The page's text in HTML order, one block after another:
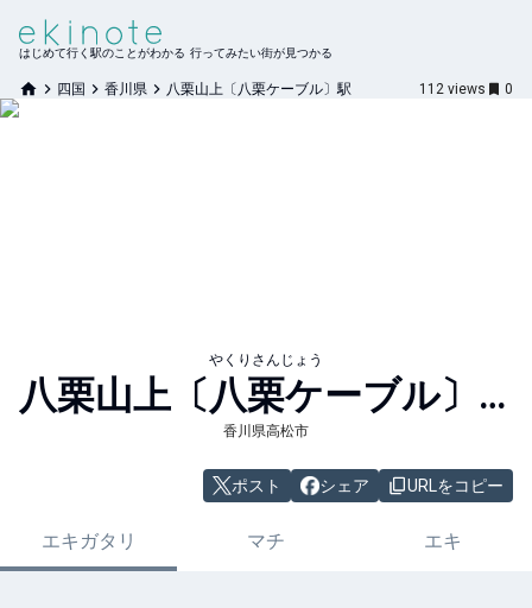
はじめて行く駅のことがわかる 行ってみたい街が見つかる
四国 香川県 八栗山上〔八栗ケーブル〕駅 112 views 0
やくりさんじょう
八栗山上〔八栗ケーブル〕
駅
香川県高松市
ポスト シェア URLをコピー
エキガタリ マチ エキ